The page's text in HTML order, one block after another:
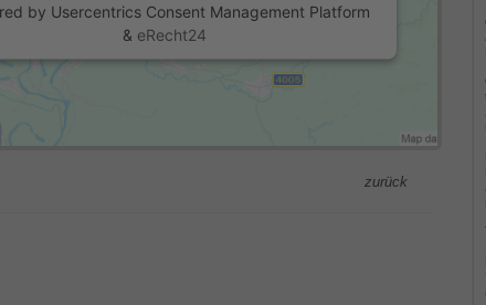
by Usercentrics Consent Management Platform
& eRecht24
zurück